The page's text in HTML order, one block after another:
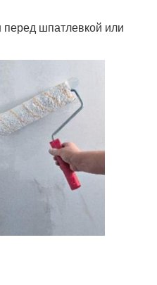
перед шпатлевкой или